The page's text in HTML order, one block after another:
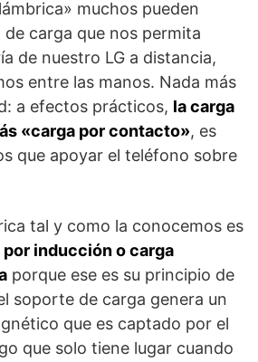
muchos pueden
carga que nos permita
de nuestro LG a distancia,
entre las manos. Nada más
a efectos prácticos, la carga
«carga por contacto», es
que apoyar el teléfono sobre
tal y como la conocemos es
por inducción o carga
porque ese es su principio de
soporte de carga genera un
que es captado por el
que solo tiene lugar cuando